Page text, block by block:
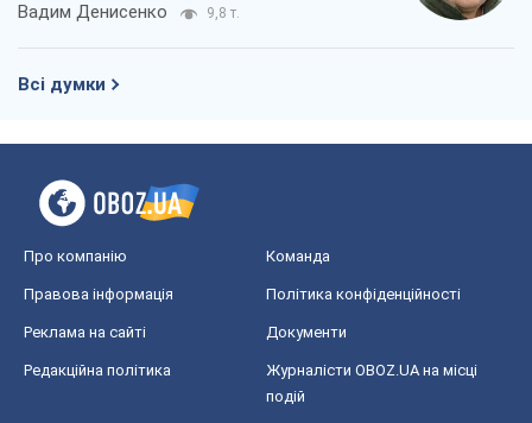
Вадим Денисенко 9,8 т.
Всі думки
Про компанію Команда
Правова інформація Політика конфіденційності
Реклама на сайті Документи
Редакційна політика
Журналісти OBOZ.UA на місці
подій